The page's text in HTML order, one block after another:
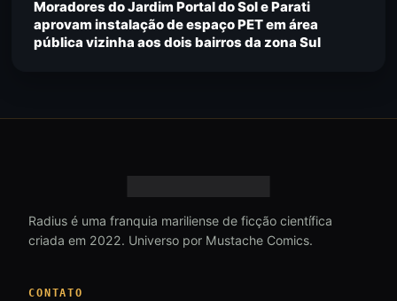
Moradores do Jardim Portal do Sol e Parati
aprovam instalação de espaço PET em área
pública vizinha aos dois bairros da zona Sul
Radius é uma franquia mariliense de ficção científica
criada em 2022. Universo por Mustache Comics.
CONTATO